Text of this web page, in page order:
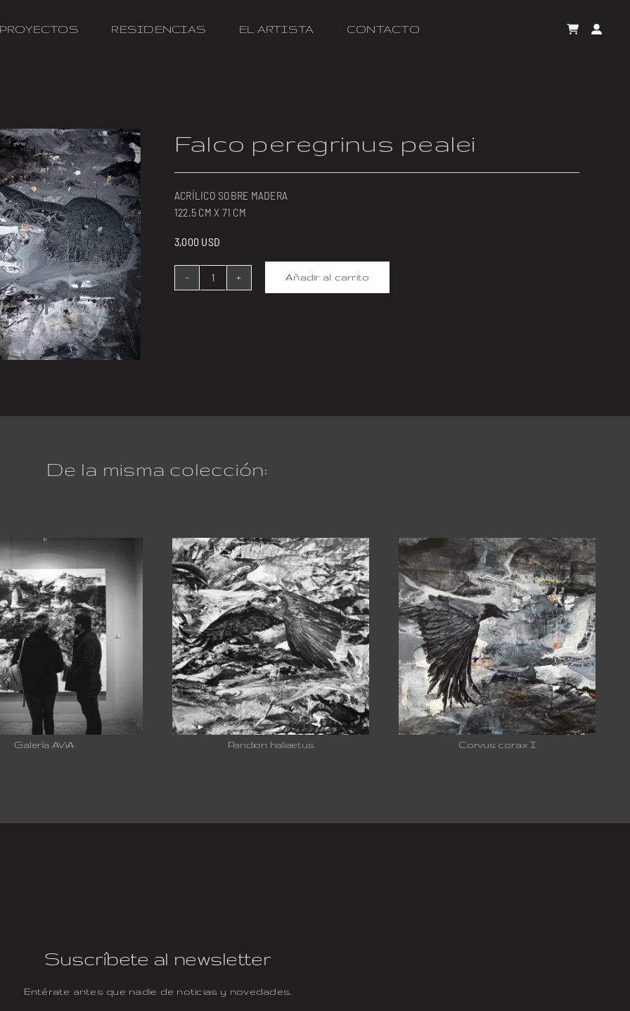
PROYECTOS RESIDENCIAS EL ARTISTA CONTACTO
Falco peregrinus pealei
ACRÍLICO SOBRE MADERA
122.5 CM X 71 CM
3,000 USD
Falco
Añadir al carrito
De la misma colección:
Galería AViA Pandion haliaetus Corvus corax I
Suscríbete al newsletter
Entérate antes que nadie de noticias y novedades.